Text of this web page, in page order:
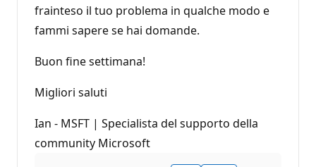
frainteso il tuo problema in qualche modo e
fammi sapere se hai domande.
Buon fine settimana!
Migliori saluti
Ian - MSFT | Specialista del supporto della
community Microsoft